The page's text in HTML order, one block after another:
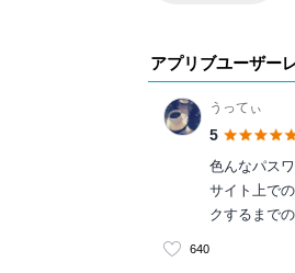
アプリブユーザー
うってぃ
5
色んなパス
サイト上で
クするまで
640